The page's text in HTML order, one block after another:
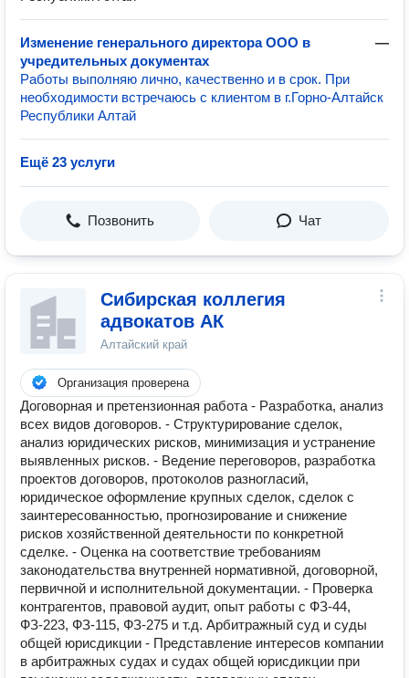
Изменение генерального директора ООО в
учредительных документах
—
Работы выполняю лично, качественно и в срок. При
необходимости встречаюсь с клиентом в г.Горно-Алтайск
Республики Алтай
Ещё 23 услуги
Позвонить Чат
Сибирская коллегия
адвокатов АК
Алтайский край
Организация проверена
Договорная и претензионная работа - Разработка, анализ
всех видов договоров. - Структурирование сделок,
анализ юридических рисков, минимизация и устранение
выявленных рисков. - Ведение переговоров, разработка
проектов договоров, протоколов разногласий,
юридическое оформление крупных сделок, сделок с
заинтересованностью, прогнозирование и снижение
рисков хозяйственной деятельности по конкретной
сделке. - Оценка на соответствие требованиям
законодательства внутренней нормативной, договорной,
первичной и исполнительной документации. - Проверка
контрагентов, правовой аудит, опыт работы с ФЗ-44,
ФЗ-223, ФЗ-115, ФЗ-275 и т.д. Арбитражный суд и суды
общей юрисдикции - Представление интересов компании
в арбитражных судах и судах общей юрисдикции при